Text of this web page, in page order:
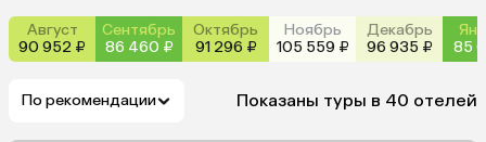
Август
90 952 ₽
Сентябрь
86 460 ₽
Октябрь
91 296 ₽
Ноябрь
105 559 ₽
Декабрь
96 935 ₽
85
По рекомендации Показаны туры в 40 отелей